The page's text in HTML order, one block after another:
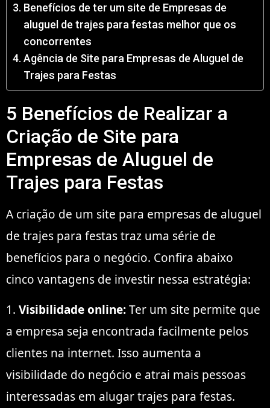
Benefícios de ter um site de Empresas de
aluguel de trajes para festas melhor que os
concorrentes
Agência de Site para Empresas de Aluguel de
Trajes para Festas
5 Benefícios de Realizar a
Criação de Site para
Empresas de Aluguel de
Trajes para Festas
A criação de um site para empresas de aluguel
de trajes para festas traz uma série de
benefícios para o negócio. Confira abaixo
cinco vantagens de investir nessa estratégia:
1. Visibilidade online:Ter um site permite que
a empresa seja encontrada facilmente pelos
clientes na internet. Isso aumenta a
visibilidade do negócio e atrai mais pessoas
interessadas em alugar trajes para festas.